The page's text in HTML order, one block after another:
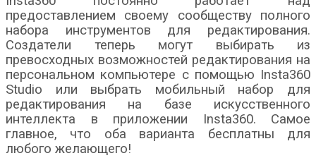
предоставлением своему сообществу полного
набора инструментов для редактирования.
Создатели теперь могут выбирать из
превосходных возможностей редактирования на
персональном компьютере с помощью Insta360
Studio или выбрать мобильный набор для
редактирования на базе искусственного
интеллекта в приложении Insta360. Самое
главное, что оба варианта бесплатны для
любого желающего!